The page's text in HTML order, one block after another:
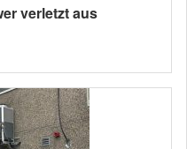
verletzt aus